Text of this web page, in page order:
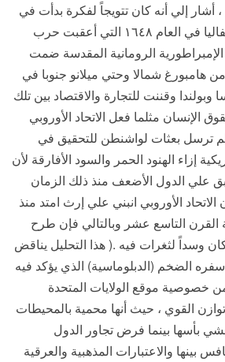
أشار إلي أنه كان تتويجاً لفكرة بدأت في
التبلور منذ معاهدة ويستفاليا في العام ١٦٤٨ التي أعقبت حرب
الإمبراطورية الرومانية المقدسة ضمت
هامبورغ شمالا وحتي ميلانو جنوبا في
وقننت للتجارة والاقتصاد بين تلك
الإنسان مثلما فعل الاتحاد الأوروبي
ترسل بعثات لواشنطن للتحقيق في
إزاء الهنود الحمر والسود الأفارقة لأن
علي الدول الأضعف منذ ذلك الزمان
الأوروبي انبني علي إرث امتد منذ
القرن التاسع عشر وبالتالي فإن طرح
وسداً لثغرات فيه .( هذا التحليل يناقض
الضخم (الدبلوماسية) الذي يؤكد فيه
خصوصية موقع الولايات المتحدة
القوي ، حيث أنها محمية بالمحيطات
بأسها بينما فرض تجاور الدول
بينها والاعتبارات المذهبية والعرقية